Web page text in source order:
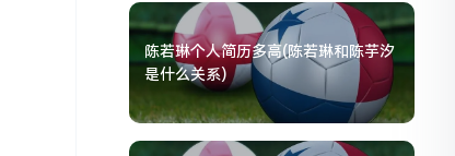
陈若琳个人简历多高(陈若琳和陈芋汐
是什么关系)